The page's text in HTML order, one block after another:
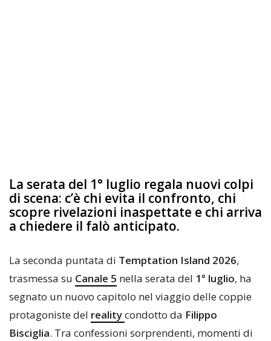
La serata del 1° luglio regala nuovi colpi
di scena: c’è chi evita il confronto, chi
scopre rivelazioni inaspettate e chi arriva
a chiedere il falò anticipato.
La seconda puntata di Temptation Island 2026,
trasmessa su Canale 5 nella serata del 1° luglio, ha
segnato un nuovo capitolo nel viaggio delle coppie
protagoniste del realitycondotto da Filippo
Bisciglia. Tra confessioni sorprendenti, momenti di